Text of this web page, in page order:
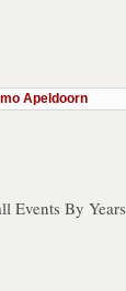
Apeldoorn
Events By Years